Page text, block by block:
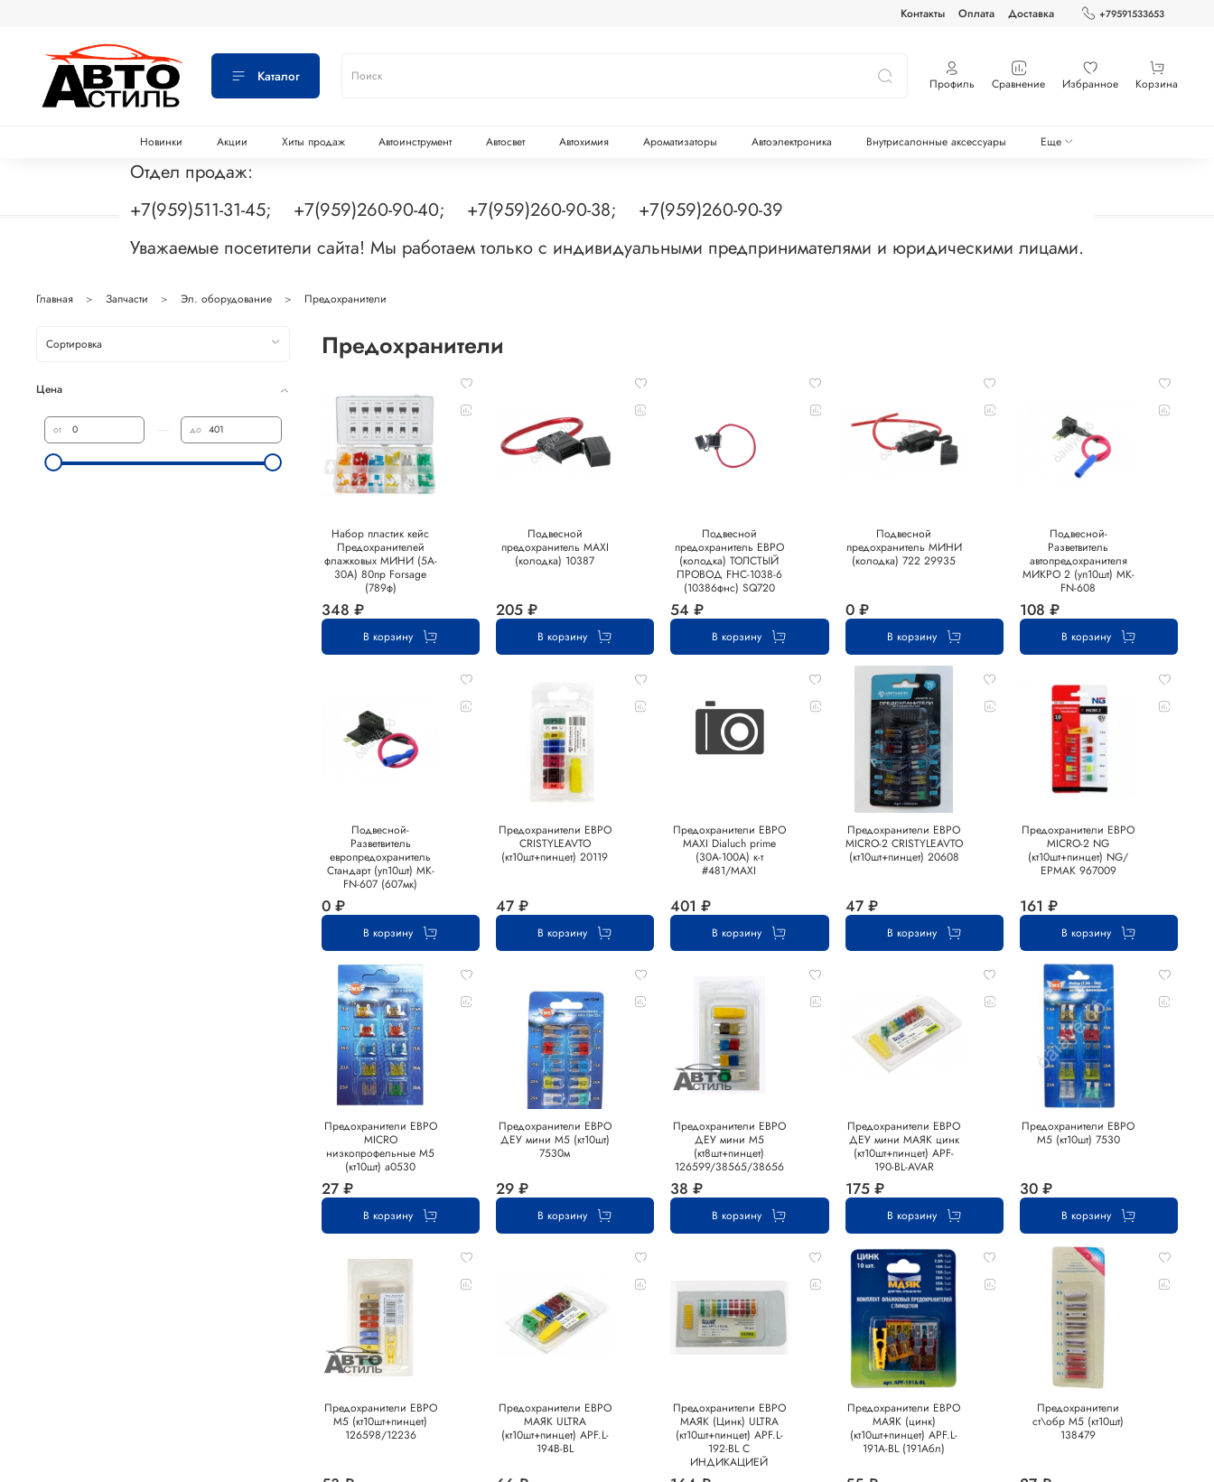
Контакты Оплата Доставка +79591533653
Каталог Профиль Сравнение Избранное Корзина
Новинки Акции Хиты продаж Автоинструмент Автосвет Автохимия Ароматизаторы Автоэлектроника Внутрисалонные аксессуары Еще
Отдел продаж:
+7(959)511-31-45; +7(959)260-90-40; +7(959)260-90-38; +7(959)260-90-39
Уважаемые посетители сайта! Мы работаем только с индивидуальными предпринимателями и юридическими лицами.
Главная Запчасти Эл. оборудование Предохранители
Предохранители
Набор пластик кейс
Предохранителей
флажковых МИНИ (5А-
30А) 80пр Forsage
(789ф)
348 ₽
В корзину
Подвесной
предохранитель MAXI
(колодка) 10387
205 ₽
В корзину
Подвесной
предохранитель ЕВРО
(колодка) ТОЛСТЫЙ
ПРОВОД FHC-1038-6
(10386фнс) SQ720
54 ₽
В корзину
Подвесной
предохранитель МИНИ
(колодка) 722 29935
0 ₽
В корзину
Подвесной-
Разветвитель
автопредохранителя
МИКРО 2 (уп10шт) MK-
FN-608
108 ₽
В корзину
Подвесной-
Разветвитель
европредохранитель
Стандарт (уп10шт) MK-
FN-607 (607мк)
0 ₽
В корзину
Предохранители ЕВРО
CRISTYLEAVTO
(кт10шт+пинцет) 20119
47 ₽
В корзину
Предохранители ЕВРО
MAXI Dialuch prime
(30А-100А) к-т
#481/MAXI
401 ₽
В корзину
Предохранители ЕВРО
MICRO-2 CRISTYLEAVTO
(кт10шт+пинцет) 20608
47 ₽
В корзину
Предохранители ЕВРО
MICRO-2 NG
(кт10шт+пинцет) NG/
ЕРМАК 967009
161 ₽
В корзину
Предохранители ЕВРО
MICRO
низкопрофельные М5
(кт10шт) а0530
27 ₽
В корзину
Предохранители ЕВРО
ДЕУ мини М5 (кт10шт)
7530м
29 ₽
В корзину
Предохранители ЕВРО
ДЕУ мини М5
(кт8шт+пинцет)
126599/38565/38656
38 ₽
В корзину
Предохранители ЕВРО
ДЕУ мини МАЯК цинк
(кт10шт+пинцет) APF-
190-BL-AVAR
175 ₽
В корзину
Предохранители ЕВРО
М5 (кт10шт) 7530
30 ₽
В корзину
Предохранители ЕВРО
М5 (кт10шт+пинцет)
126598/12236
Предохранители ЕВРО
МАЯК ULTRA
(кт10шт+пинцет) APF.L-
194B-BL
Предохранители ЕВРО
МАЯК (Цинк) ULTRA
(кт10шт+пинцет) APF.L-
192-BL С
ИНДИКАЦИЕЙ
Предохранители ЕВРО
МАЯК (цинк)
(кт10шт+пинцет) APF.L-
191A-BL (191Абл)
Предохранители
ст\обр M5 (кт10шт)
138479
Цена
от до